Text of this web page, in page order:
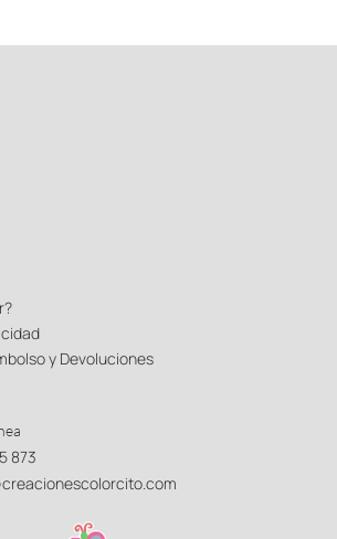
y Devoluciones
873